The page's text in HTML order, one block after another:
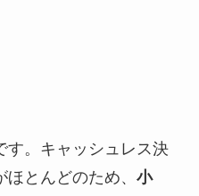
す。キャッシュレス決
とんどのため、 小